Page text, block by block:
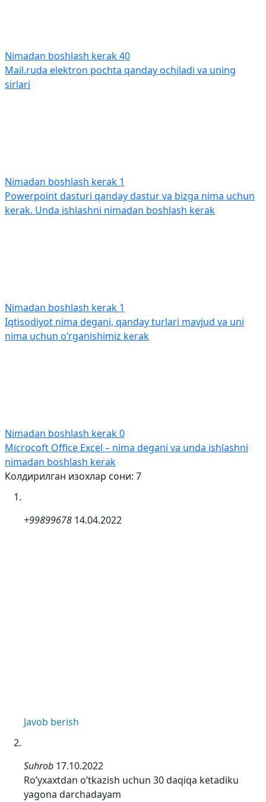
Nimadan boshlash kerak40
Mail.ruda elektron pochta qanday ochiladi va uning
sirlari
Nimadan boshlash kerak 1
Powerpoint dasturi qanday dastur va bizga nima uchun
kerak. Unda ishlashni nimadan boshlash kerak
Nimadan boshlash kerak 1
Iqtisodiyot nima degani, qanday turlari mavjud va uni
nima uchun o’rganishimiz kerak
Nimadan boshlash kerak0
Microcoft Office Excel – nima degani va unda ishlashni
nimadan boshlash kerak
Колдирилган изохлар сони: 7
+99899678 14.04.2022
Javob berish
Suhrob 17.10.2022
Ro’yxaxtdan o’tkazish uchun 30 daqiqa ketadiku
yagona darchadayam